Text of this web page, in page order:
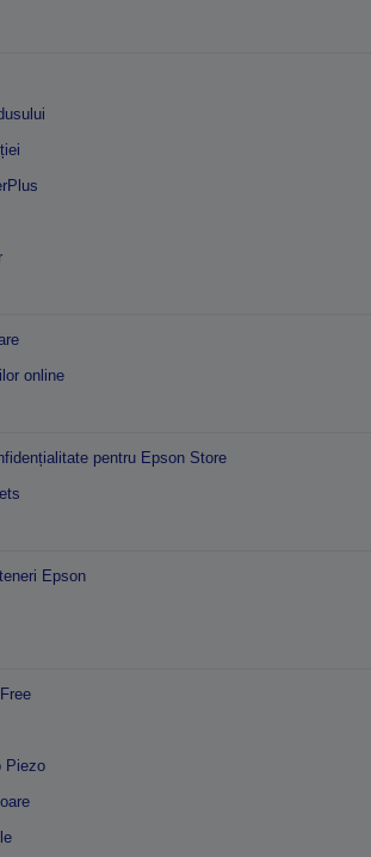
online
pentru Epson Store
Epson
Piezo